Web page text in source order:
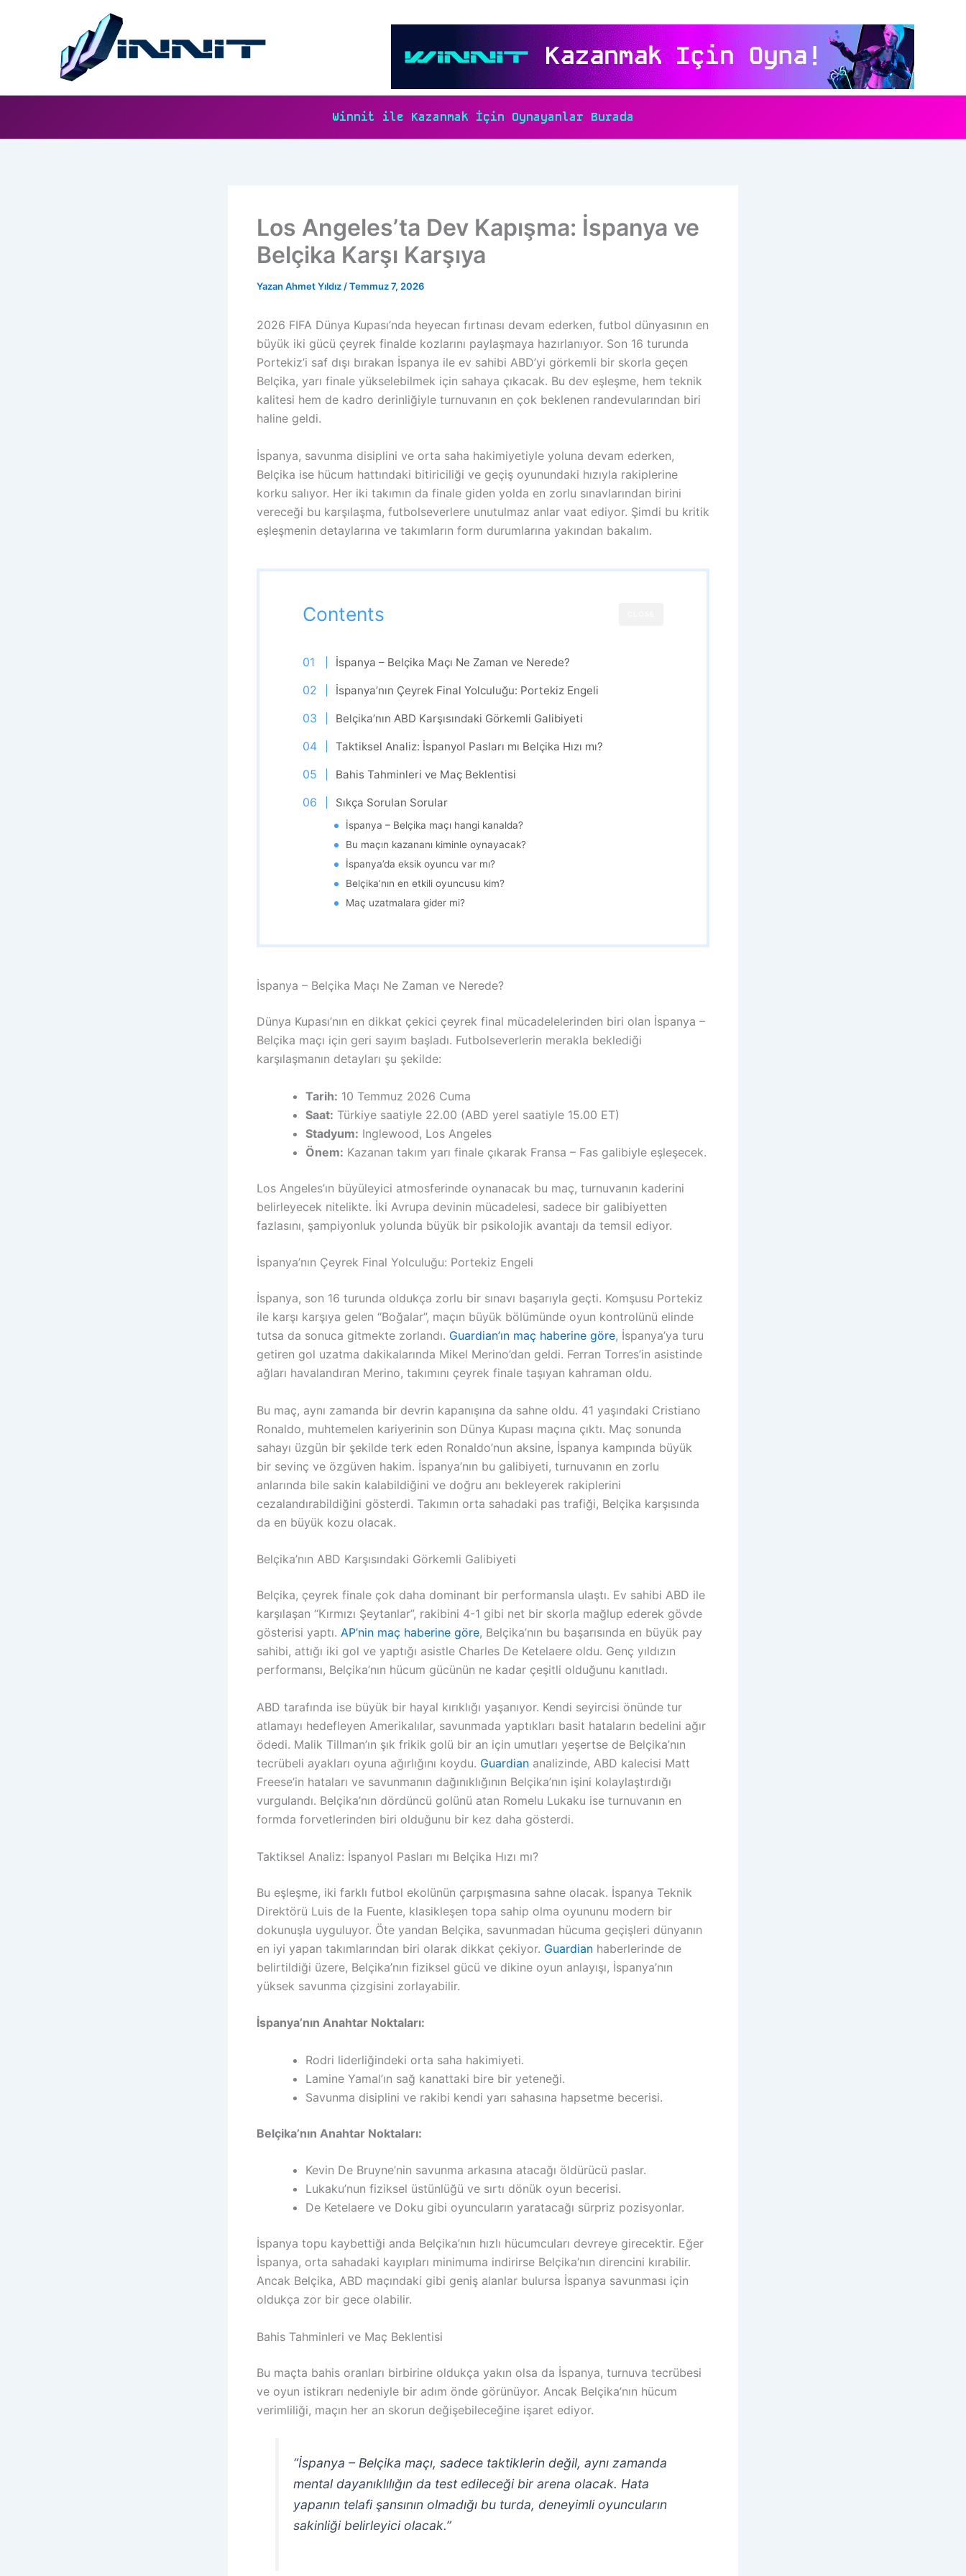
Winnit ile Kazanmak İçin Oynayanlar Burada
Los Angeles’ta Dev Kapışma: İspanya ve
Belçika Karşı Karşıya
Yazan Ahmet Yıldız /Temmuz 7, 2026
2026 FIFA Dünya Kupası’nda heyecan fırtınası devam ederken, futbol dünyasının en
büyük iki gücü çeyrek finalde kozlarını paylaşmaya hazırlanıyor. Son 16 turunda
Portekiz’i saf dışı bırakan İspanya ile ev sahibi ABD’yi görkemli bir skorla geçen
Belçika, yarı finale yükselebilmek için sahaya çıkacak. Bu dev eşleşme, hem teknik
kalitesi hem de kadro derinliğiyle turnuvanın en çok beklenen randevularından biri
haline geldi.
İspanya, savunma disiplini ve orta saha hakimiyetiyle yoluna devam ederken,
Belçika ise hücum hattındaki bitiriciliği ve geçiş oyunundaki hızıyla rakiplerine
korku salıyor. Her iki takımın da finale giden yolda en zorlu sınavlarından birini
vereceği bu karşılaşma, futbolseverlere unutulmaz anlar vaat ediyor. Şimdi bu kritik
eşleşmenin detaylarına ve takımların form durumlarına yakından bakalım.
Contents
İspanya – Belçika Maçı Ne Zaman ve Nerede?
İspanya’nın Çeyrek Final Yolculuğu: Portekiz Engeli
Belçika’nın ABD Karşısındaki Görkemli Galibiyeti
Taktiksel Analiz: İspanyol Pasları mı Belçika Hızı mı?
Bahis Tahminleri ve Maç Beklentisi
Sıkça Sorulan Sorular
İspanya – Belçika maçı hangi kanalda?
Bu maçın kazananı kiminle oynayacak?
İspanya’da eksik oyuncu var mı?
Belçika’nın en etkili oyuncusu kim?
Maç uzatmalara gider mi?
İspanya – Belçika Maçı Ne Zaman ve Nerede?
Dünya Kupası’nın en dikkat çekici çeyrek final mücadelelerinden biri olan İspanya –
Belçika maçı için geri sayım başladı. Futbolseverlerin merakla beklediği
karşılaşmanın detayları şu şekilde:
Tarih: 10 Temmuz 2026 Cuma
Saat: Türkiye saatiyle 22.00 (ABD yerel saatiyle 15.00 ET)
Stadyum: Inglewood, Los Angeles
Önem: Kazanan takım yarı finale çıkarak Fransa – Fas galibiyle eşleşecek.
Los Angeles’ın büyüleyici atmosferinde oynanacak bu maç, turnuvanın kaderini
belirleyecek nitelikte. İki Avrupa devinin mücadelesi, sadece bir galibiyetten
fazlasını, şampiyonluk yolunda büyük bir psikolojik avantajı da temsil ediyor.
İspanya’nın Çeyrek Final Yolculuğu: Portekiz Engeli
İspanya, son 16 turunda oldukça zorlu bir sınavı başarıyla geçti. Komşusu Portekiz
ile karşı karşıya gelen “Boğalar”, maçın büyük bölümünde oyun kontrolünü elinde
tutsa da sonuca gitmekte zorlandı. Guardian’ın maç haberine göre, İspanya’ya turu
getiren gol uzatma dakikalarında Mikel Merino’dan geldi. Ferran Torres’in asistinde
ağları havalandıran Merino, takımını çeyrek finale taşıyan kahraman oldu.
Bu maç, aynı zamanda bir devrin kapanışına da sahne oldu. 41 yaşındaki Cristiano
Ronaldo, muhtemelen kariyerinin son Dünya Kupası maçına çıktı. Maç sonunda
sahayı üzgün bir şekilde terk eden Ronaldo’nun aksine, İspanya kampında büyük
bir sevinç ve özgüven hakim. İspanya’nın bu galibiyeti, turnuvanın en zorlu
anlarında bile sakin kalabildiğini ve doğru anı bekleyerek rakiplerini
cezalandırabildiğini gösterdi. Takımın orta sahadaki pas trafiği, Belçika karşısında
da en büyük kozu olacak.
Belçika’nın ABD Karşısındaki Görkemli Galibiyeti
Belçika, çeyrek finale çok daha dominant bir performansla ulaştı. Ev sahibi ABD ile
karşılaşan “Kırmızı Şeytanlar”, rakibini 4-1 gibi net bir skorla mağlup ederek gövde
gösterisi yaptı. AP’nin maç haberine göre, Belçika’nın bu başarısında en büyük pay
sahibi, attığı iki gol ve yaptığı asistle Charles De Ketelaere oldu. Genç yıldızın
performansı, Belçika’nın hücum gücünün ne kadar çeşitli olduğunu kanıtladı.
ABD tarafında ise büyük bir hayal kırıklığı yaşanıyor. Kendi seyircisi önünde tur
atlamayı hedefleyen Amerikalılar, savunmada yaptıkları basit hataların bedelini ağır
ödedi. Malik Tillman’ın şık frikik golü bir an için umutları yeşertse de Belçika’nın
tecrübeli ayakları oyuna ağırlığını koydu. Guardian analizinde, ABD kalecisi Matt
Freese’in hataları ve savunmanın dağınıklığının Belçika’nın işini kolaylaştırdığı
vurgulandı. Belçika’nın dördüncü golünü atan Romelu Lukaku ise turnuvanın en
formda forvetlerinden biri olduğunu bir kez daha gösterdi.
Taktiksel Analiz: İspanyol Pasları mı Belçika Hızı mı?
Bu eşleşme, iki farklı futbol ekolünün çarpışmasına sahne olacak. İspanya Teknik
Direktörü Luis de la Fuente, klasikleşen topa sahip olma oyununu modern bir
dokunuşla uyguluyor. Öte yandan Belçika, savunmadan hücuma geçişleri dünyanın
en iyi yapan takımlarından biri olarak dikkat çekiyor. Guardian haberlerinde de
belirtildiği üzere, Belçika’nın fiziksel gücü ve dikine oyun anlayışı, İspanya’nın
yüksek savunma çizgisini zorlayabilir.
İspanya’nın Anahtar Noktaları:
Rodri liderliğindeki orta saha hakimiyeti.
Lamine Yamal’ın sağ kanattaki bire bir yeteneği.
Savunma disiplini ve rakibi kendi yarı sahasına hapsetme becerisi.
Belçika’nın Anahtar Noktaları:
Kevin De Bruyne’nin savunma arkasına atacağı öldürücü paslar.
Lukaku’nun fiziksel üstünlüğü ve sırtı dönük oyun becerisi.
De Ketelaere ve Doku gibi oyuncuların yaratacağı sürpriz pozisyonlar.
İspanya topu kaybettiği anda Belçika’nın hızlı hücumcuları devreye girecektir. Eğer
İspanya, orta sahadaki kayıpları minimuma indirirse Belçika’nın direncini kırabilir.
Ancak Belçika, ABD maçındaki gibi geniş alanlar bulursa İspanya savunması için
oldukça zor bir gece olabilir.
Bahis Tahminleri ve Maç Beklentisi
Bu maçta bahis oranları birbirine oldukça yakın olsa da İspanya, turnuva tecrübesi
ve oyun istikrarı nedeniyle bir adım önde görünüyor. Ancak Belçika’nın hücum
verimliliği, maçın her an skorun değişebileceğine işaret ediyor.
“İspanya – Belçika maçı, sadece taktiklerin değil, aynı zamanda
mental dayanıklılığın da test edileceği bir arena olacak. Hata
yapanın telafi şansının olmadığı bu turda, deneyimli oyuncuların
sakinliği belirleyici olacak.”